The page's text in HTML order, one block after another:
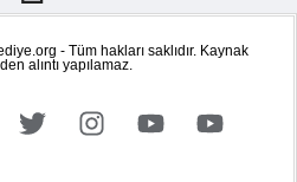
- Tüm hakları saklıdır. Kaynak
alıntı yapılamaz.